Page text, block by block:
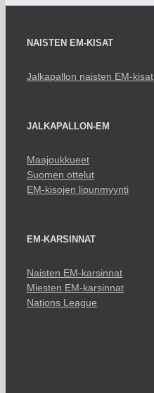
NAISTEN EM-KISAT
Jalkapallon naisten EM-kisat
JALKAPALLON-EM
Maajoukkueet
Suomen ottelut
EM-kisojen lipunmyynti
EM-KARSINNAT
Naisten EM-karsinnat
Miesten EM-karsinnat
Nations League